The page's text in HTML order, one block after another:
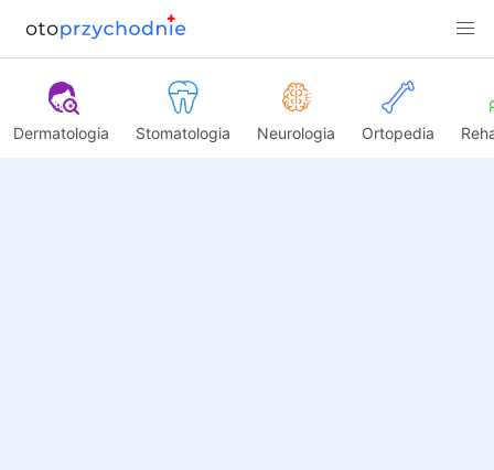
Dermatologia Stomatologia Neurologia Ortopedia